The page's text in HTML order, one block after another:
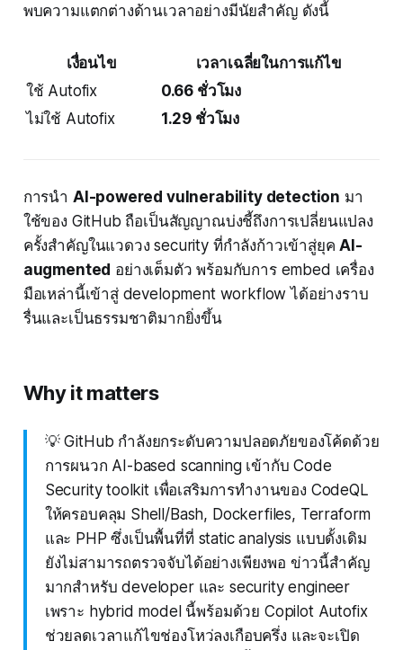
พบความแตกต่างด้านเวลาอย่างมีนัยสำคัญ ดังนี้
เงื่อนไข
เวลาเฉลี่ยในการแก้ไข
ใช้ Autofix
0.66 ชั่วโมง
ไม่ใช้ Autofix
1.29 ชั่วโมง
การนำ AI-powered vulnerability detection มา
ใช้ของ GitHub ถือเป็นสัญญาณบ่งชี้ถึงการเปลี่ยนแปลง
ครั้งสำคัญในแวดวง security ที่กำลังก้าวเข้าสู่ยุคAI-
augmented อย่างเต็มตัว พร้อมกับการ embed เครื่อง
มือเหล่านี้เข้าสู่ development workflow ได้อย่างราบ
รื่นและเป็นธรรมชาติมากยิ่งขึ้น
Why it matters
💡 GitHub กำลังยกระดับความปลอดภัยของโค้ดด้วย
การผนวก AI-based scanning เข้ากับ Code
Security toolkit เพื่อเสริมการทำงานของ CodeQL
ให้ครอบคลุม Shell/Bash, Dockerfiles, Terraform
และ PHP ซึ่งเป็นพื้นที่ที่ static analysis แบบดั้งเดิม
ยังไม่สามารถตรวจจับได้อย่างเพียงพอ ข่าวนี้สำคัญ
มากสำหรับ developer และ security engineer
เพราะ hybrid model นี้พร้อมด้วย Copilot Autofix
ช่วยลดเวลาแก้ไขช่องโหว่ลงเกือบครึ่ง และจะเปิด